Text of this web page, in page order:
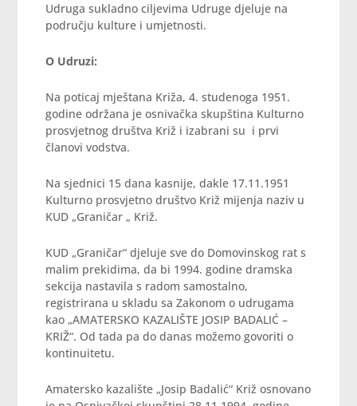
Udruga sukladno ciljevima Udruge djeluje na
području kulture i umjetnosti.
O Udruzi:
Na poticaj mještana Križa, 4. studenoga 1951.
godine održana je osnivačka skupština Kulturno
prosvjetnog društva Križ i izabrani su i prvi
članovi vodstva.
Na sjednici 15 dana kasnije, dakle 17.11.1951
Kulturno prosvjetno društvo Križ mijenja naziv u
KUD „Graničar „ Križ.
KUD „Graničar“ djeluje sve do Domovinskog rat s
malim prekidima, da bi 1994. godine dramska
sekcija nastavila s radom samostalno,
registrirana u skladu sa Zakonom o udrugama
kao „AMATERSKO KAZALIŠTE JOSIP BADALIĆ –
KRIŽ“. Od tada pa do danas možemo govoriti o
kontinuitetu.
Amatersko kazalište „Josip Badalić“ Križ osnovano